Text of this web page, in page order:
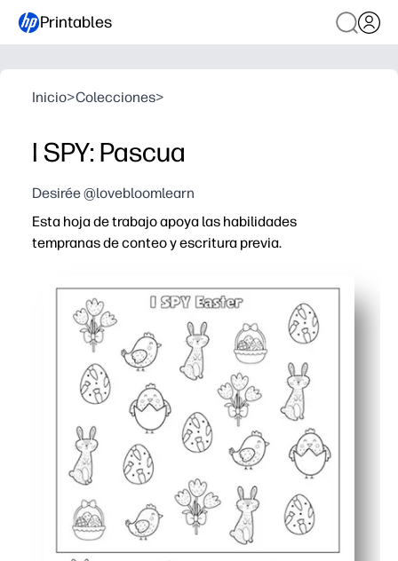
Printables
Inicio>Colecciones>
I SPY: Pascua
Desirée @lovebloomlearn
Esta hoja de trabajo apoya las habilidades
tempranas de conteo y escritura previa.
Puedes imprimir y reproducir en cuestión de minutos,
Las imágenes festivas de I Spy Easter mantienen a
El conteo guiado fomenta el reconocimiento de
Hacer círculos, contar o marcar rápidamente